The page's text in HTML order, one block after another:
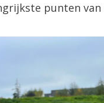
punten van